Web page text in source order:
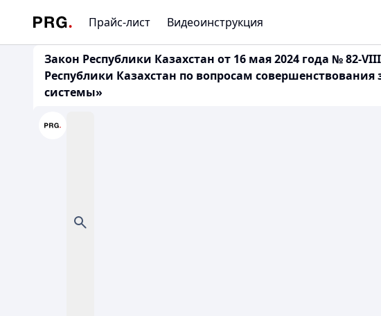
Прайс-лист Видеоинструкция
Закон Республики Казахстан от 16 мая 2024 года №
Республики Казахстан по вопросам
системы»